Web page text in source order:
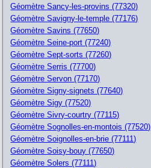
Géomètre Sancy-les-provins (77320)
Géomètre Savigny-le-temple (77176)
Géomètre Savins (77650)
Géomètre Seine-port (77240)
Géomètre Sept-sorts (77260)
Géomètre Serris (77700)
Géomètre Servon (77170)
Géomètre Signy-signets (77640)
Géomètre Sigy (77520)
Géomètre Sivry-courtry (77115)
Géomètre Sognolles-en-montois (77520)
Géomètre Soignolles-en-brie (77111)
Géomètre Soisy-bouy (77650)
Géomètre Solers (77111)